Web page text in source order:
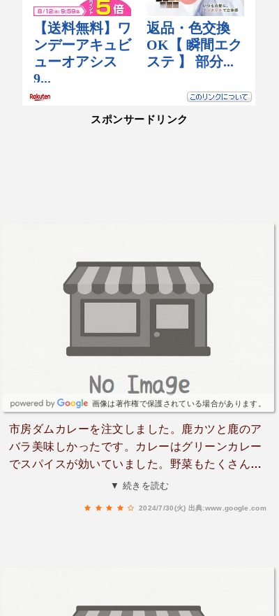
があるため、店員数が少ない時は会計等が混雑す
る場合がある。
スポンサードリンク
画像は著作権で保護されている場合があります。
市房ダムカレーを注文しました。鹿カツと鹿のア
バラ美味しかったです。カレーはグリーンカレー
でスパイスが効いていました。野菜もたくさん入
っていてお腹いっぱいになりました。お土産で長
▼ 続きを読む
2024/7/30(火) 出典:www.google.com